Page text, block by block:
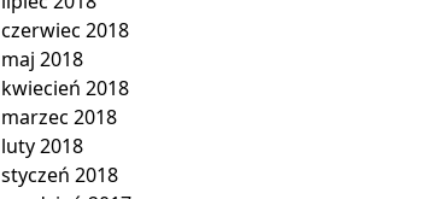
czerwiec 2018
maj 2018
kwiecień 2018
marzec 2018
luty 2018
styczeń 2018